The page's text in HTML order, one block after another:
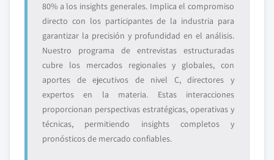
80% a los insights generales. Implica el compromiso
directo con los participantes de la industria para
garantizar la precisión y profundidad en el análisis.
Nuestro programa de entrevistas estructuradas
cubre los mercados regionales y globales, con
aportes de ejecutivos de nivel C, directores y
expertos en la materia. Estas interacciones
proporcionan perspectivas estratégicas, operativas y
técnicas, permitiendo insights completos y
pronósticos de mercado confiables.